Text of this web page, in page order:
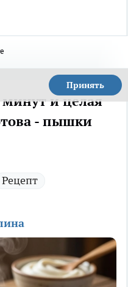
Принять
минут и целая
- пышки
Рецепт